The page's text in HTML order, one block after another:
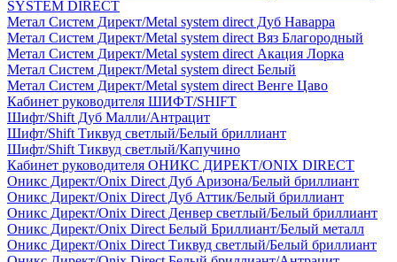
SYSTEM DIRECT
Метал Систем Директ/Metal system direct Дуб Наварра
Метал Систем Директ/Metal system direct Вяз Благородный
Метал Систем Директ/Metal system direct Акация Лорка
Метал Систем Директ/Metal system direct Белый
Метал Систем Директ/Metal system direct Венге Цаво
Кабинет руководителя ШИФТ/SHIFT
Шифт/Shift Дуб Малли/Антрацит
Шифт/Shift Тиквуд светлый/Белый бриллиант
Шифт/Shift Тиквуд светлый/Капучино
Кабинет руководителя ОНИКС ДИРЕКТ/ONIX DIRECT
Оникс Директ/Onix Direct Дуб Аризона/Белый бриллиант
Оникс Директ/Onix Direct Дуб Аттик/Белый бриллиант
Оникс Директ/Onix Direct Денвер светлый/Белый бриллиант
Оникс Директ/Onix Direct Белый Бриллиант/Белый металл
Оникс Директ/Onix Direct Тиквуд светлый/Белый бриллиант